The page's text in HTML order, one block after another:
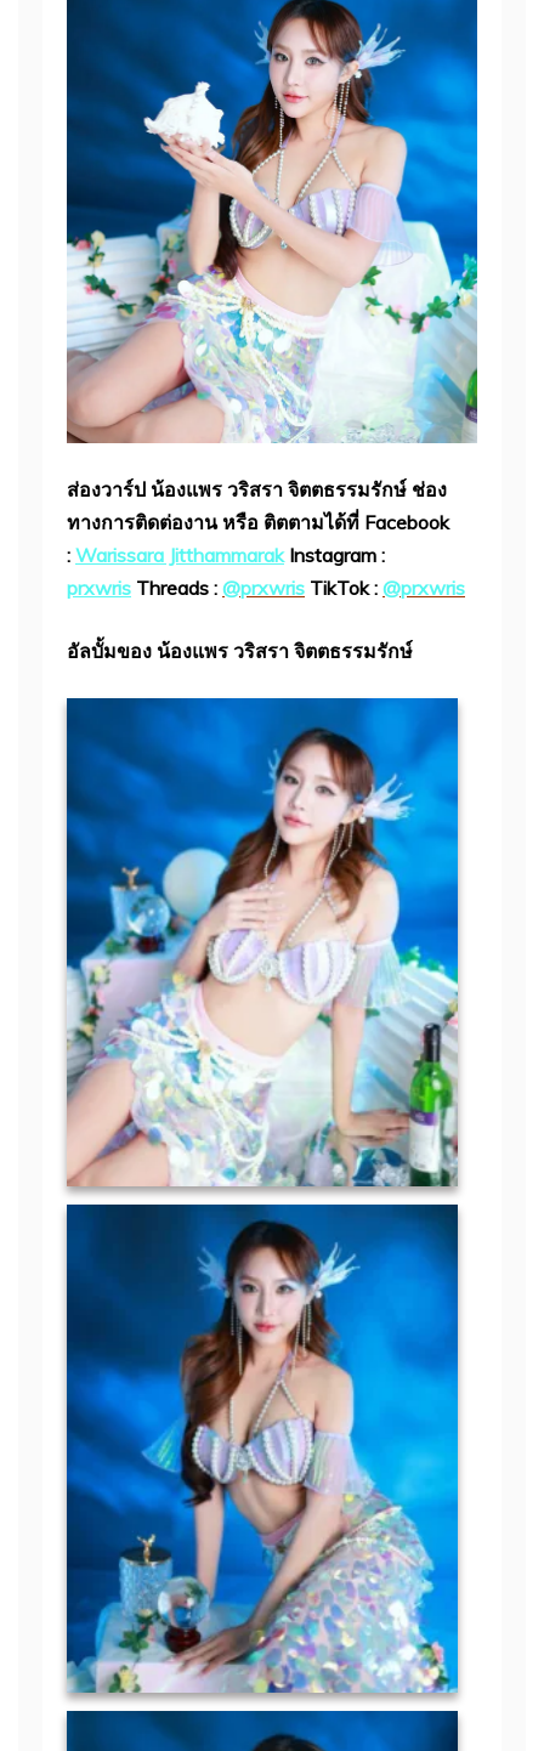
ส่องวาร์ป น้องแพร วริสรา จิตตธรรมรักษ์ ช่อง
ทางการติดต่องาน หรือ ติตตามได้ที่ Facebook
: Warissara Jitthammarak Instagram :
prxwris Threads : @prxwris TikTok : @prxwris
อัลบั้มของ น้องแพร วริสรา จิตตธรรมรักษ์